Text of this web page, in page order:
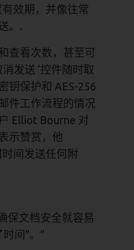
效期，并像往常
。.
查看次数，甚至可
发送 ’控件随时取
钥保护和 AES-256
件工作流程的情况
Elliot Bourne 对
示赞赏，他
间发送任何附
保文档安全就容易
时间"。"